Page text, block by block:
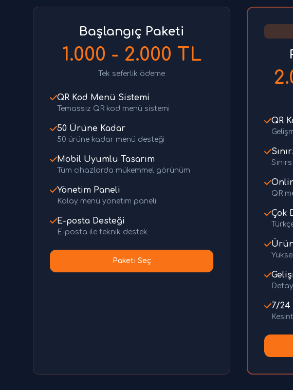
Başlangıç Paketi
1.000 - 2.000 TL
Tek seferlik ödeme
QR Kod Menü Sistemi
Temassız QR kod menü sistemi
50 Ürüne Kadar
50 ürüne kadar menü desteği
Mobil Uyumlu Tasarım
Tüm cihazlarda mükemmel görünüm
Yönetim Paneli
Kolay menü yönetim paneli
E-posta Desteği
E-posta ile teknik destek
Paketi Seç
QR
QR
Çok
7/24